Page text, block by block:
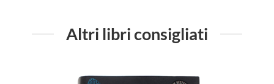
Altri libri consigliati